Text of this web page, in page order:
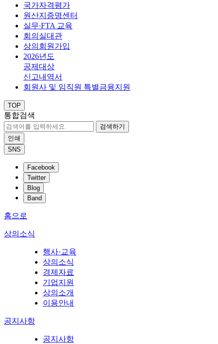
국가자격평가
원산지증명센터
실무∙FTA 교육
회의실대관
상의회원가입
2026년도
공제대상
신고내역서
회원사 및 임직원 특별금융지원
TOP
통합검색
검색하기
인쇄
SNS
Facebook
Twitter
Blog
Band
홈으로
상의소식
행사·교육
상의소식
경제자료
기업지원
상의소개
이용안내
공지사항
공지사항